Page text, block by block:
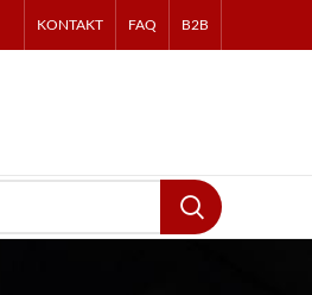
KONTAKT FAQ B2B